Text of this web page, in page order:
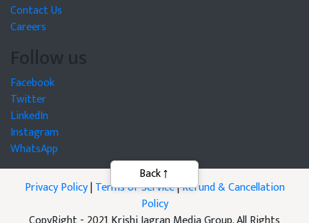
Contact Us
Careers
Follow us
Facebook
Twitter
LinkedIn
Instagram
WhatsApp
Privacy Policy|Terms of Service|Refund & Cancellation
Policy